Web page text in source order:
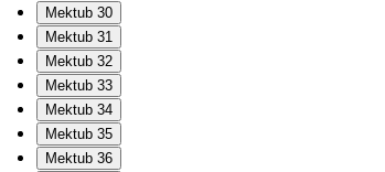
Mektub 30
Mektub 31
Mektub 32
Mektub 33
Mektub 34
Mektub 35
Mektub 36